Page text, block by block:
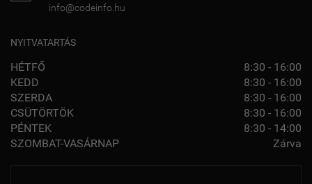
info@codeinfo.hu
NYITVATARTÁS
HÉTFŐ
KEDD
SZERDA
CSÜTÖRTÖK
PÉNTEK
SZOMBAT-VASÁRNAP
8:30 - 16:00
8:30 - 16:00
8:30 - 16:00
8:30 - 16:00
8:30 - 14:00
Zárva